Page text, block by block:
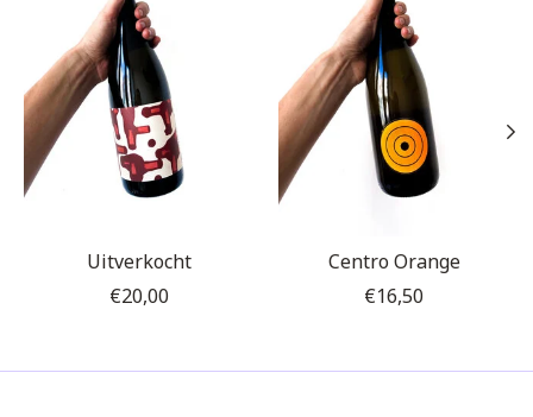
Uitverkocht
€20,00
Centro Orange
€16,50